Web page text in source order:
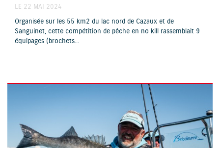
LE 22 MAI 2024
Organisée sur les 55 km2 du lac nord de Cazaux et de
Sanguinet, cette compétition de pêche en no kill rassemblait 9
équipages (brochets...